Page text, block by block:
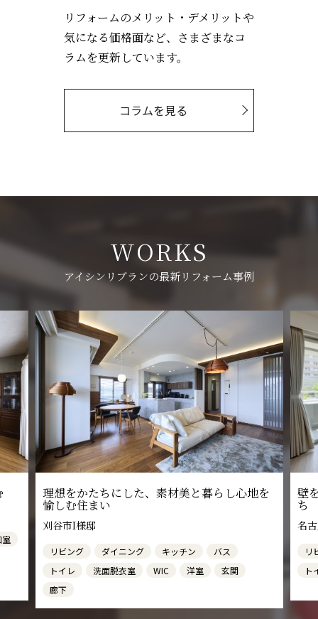
リフォームのメリット・デメリットや
気になる価格面など、さまざまなコ
ラムを更新しています。
コラムを見る
WORKS
アイシンリブランの最新リフォーム事例
壁をなくし、心地よさが広がる住まいのかた
ち
名古屋市H様邸
リビング ダイニング キッチン
収納
トイレ
実
フ
安
リ
フ